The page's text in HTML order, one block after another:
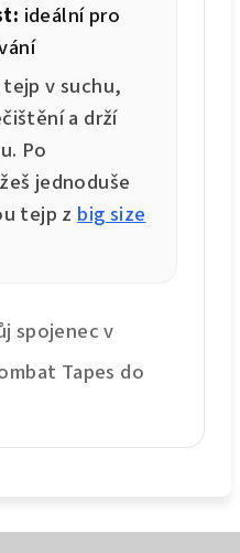
ideální pro
v suchu,
a drží
Po
jednoduše
tejp z big size
spojenec v
Tapes do